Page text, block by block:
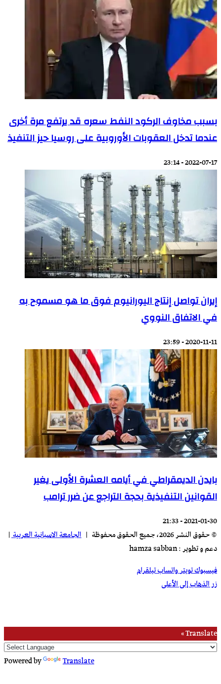
بسبب مخاوف الركود النفط سعره قد يرتفع مرة أخرى
عندما تدخل العقوبات الأوروبية على روسيا حيز التنفيذ
2022-07-17 - 23:14
إيران تواصل إنتاج اليورانيوم فوق ما هو مسموح به
في الاتفاق النووي
2020-11-11 - 23:59
بايدن الديمقراطي في أيامه العشرة الأولى يغير
القوانين التنفيذية بحجة التراجع عن ضرر ترامب
2021-01-30 - 21:33
© حقوق النشر 2026، جميع الحقوق محفوظة |
الجامعة الاسبانية العريية|
دعم و تطوير : hamza sabban
فيسبوكتويترواتسابتيلقرام
زر الذهاب إلى الأعلى
Translate »
Powered by
Translate